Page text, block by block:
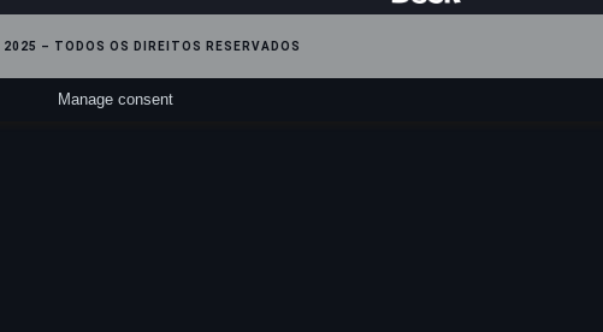
2025 – TODOS OS DIREITOS RESERVADOS
Manage consent